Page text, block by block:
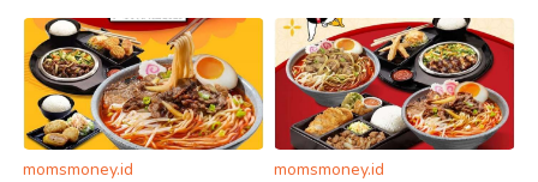
momsmoney.id momsmoney.id